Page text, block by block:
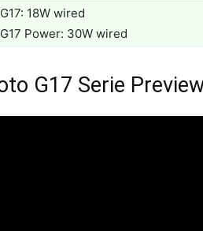
18W wired
Power: 30W wired
G17 Serie